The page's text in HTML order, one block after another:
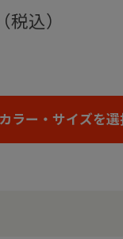
カラー・サイズを